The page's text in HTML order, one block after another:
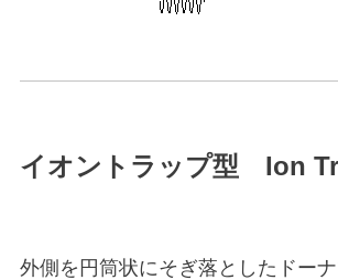
イオントラップ型 Ion
外側を円筒状にそぎ落としたドー